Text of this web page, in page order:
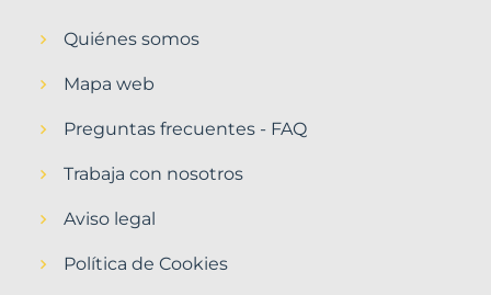
Quiénes somos
Mapa web
Preguntas frecuentes - FAQ
Trabaja con nosotros
Aviso legal
Política de Cookies